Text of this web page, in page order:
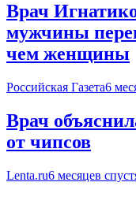
Врач
мужчины
чем женщины
Российская Газета6
Врач
от чипсов
Lenta.ru6 месяцев